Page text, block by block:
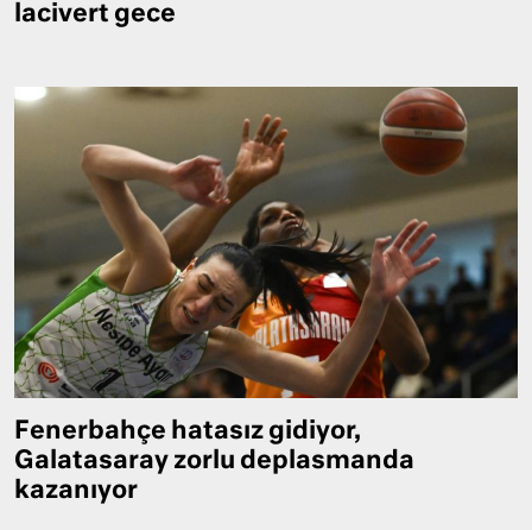
lacivert gece
Fenerbahçe hatasız gidiyor,
Galatasaray zorlu deplasmanda
kazanıyor